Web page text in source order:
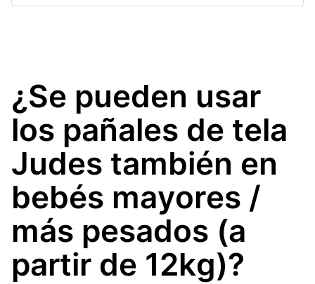
¿Se pueden usar
los pañales de tela
Judes también en
bebés mayores /
más pesados (a
partir de 12kg)?